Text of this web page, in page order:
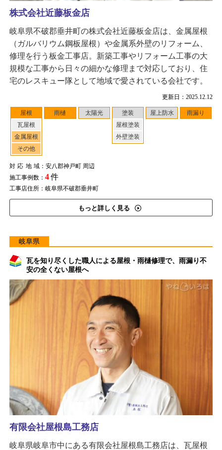
更新日：2025.12.12
屋根
瓦屋根
金属屋根
その他
雨樋 太陽光
塗装
屋根塗装
外壁塗装
屋上防水 雨漏り
対応地域：安八郡神戸町 周辺
施工事例数： 4件
工事店住所：岐阜県不破郡垂井町
もっと詳しく見る
株式会社近藤板金店
岐阜県不破郡垂井町の株式会社近藤板金店は、金属屋根
（ガルバリウム鋼板屋根）や金属系外壁のリフォーム、
修理を行う板金工事店。新築工事やリフォーム工事の大
規模な工事から日々の細かな修理まで対応しており、住
宅のレスキュー隊として地域で愛されている会社です。
岐阜県
瓦を知り尽くした職人による屋根・雨樋修理で、雨漏り不
安の全くない屋根へ
有限会社屋根島工務店
岐阜県岐阜市中にある有限会社屋根島工務店は、瓦屋根